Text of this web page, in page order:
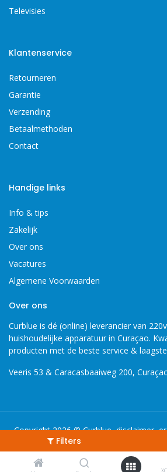
Filters
Televisies
Klantenservice
Retourneren
Garantie
Verzending
Betaalmethoden
Contact
Handige links
Info & tips
Zakelijk
Over ons
Vacatures
Algemene Voorwaarden
Over ons
Curblue is dé (online) leverancier van
huishoudelijke apparatuur in Curaçao.
producten met de beste service &
Veeris 53 & Caracasbaaiweg 200,
Copyright 2026 © Curblue, disclaimer,
worden ontleent aan informatie
XCG Prijslijst